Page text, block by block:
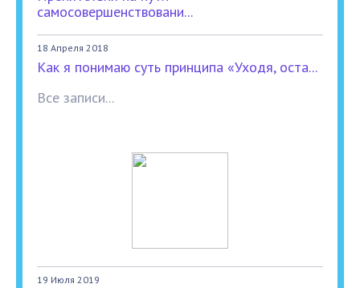
самосовершенствовани...
18 Апреля 2018
Как я понимаю суть принципа «Уходя, оста...
Все записи...
19 Июля 2019